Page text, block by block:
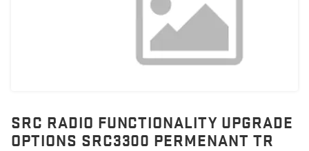
SRC RADIO FUNCTIONALITY UPGRADE
OPTIONS SRC3300 PERMENANT TR